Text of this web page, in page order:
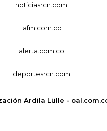
noticiasrcn.com
lafm.com.co
alerta.com.co
deportesrcn.com
Ardila Lülle -